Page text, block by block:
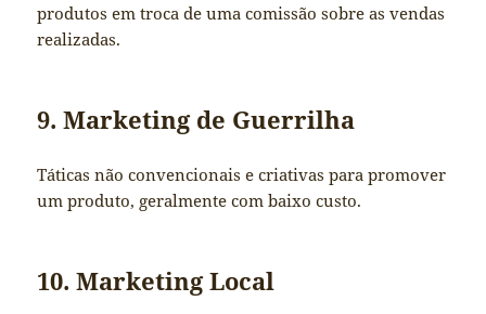
produtos em troca de uma comissão sobre as vendas
realizadas.
9. Marketing de Guerrilha
Táticas não convencionais e criativas para promover
um produto, geralmente com baixo custo.
10. Marketing Local